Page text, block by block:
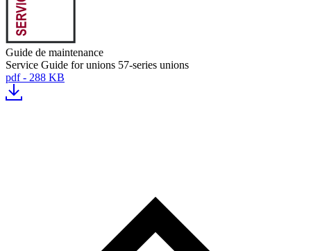
Guide de maintenance
Service Guide for unions 57-series unions
pdf - 288 KB